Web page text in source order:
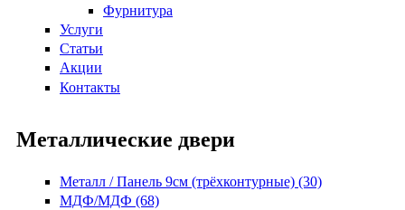
Фурнитура
Услуги
Статьи
Акции
Контакты
Металлические двери
Металл / Панель 9см (трёхконтурные) (30)
МДФ/МДФ (68)